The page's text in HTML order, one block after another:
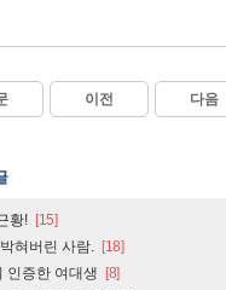
이전 다음
황! [15]
혀버린 사람. [18]
인증한 여대생 [8]